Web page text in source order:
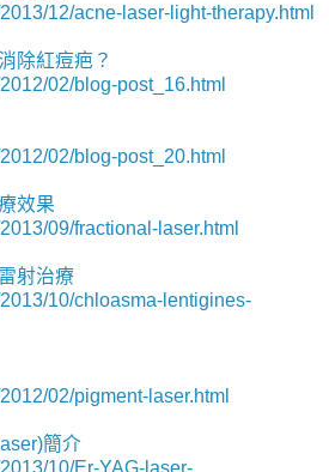
12/acne-laser-light-therapy.html
除紅痘疤？
02/blog-post_16.html
02/blog-post_20.html
效果
09/fractional-laser.html
射治療
10/chloasma-lentigines-
02/pigment-laser.html
簡介
10/Er-YAG-laser-